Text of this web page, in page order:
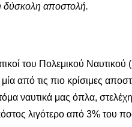
δύσκολη αποστολή.
του Πολεμικού
από τις πιο κρίσιμες
ναυτικά μας όπλα,
λιγότερο από 3% του